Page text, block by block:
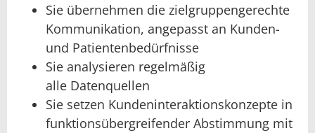
Sie übernehmen die zielgruppengerechte
Kommunikation, angepasst an Kunden-
und Patientenbedürfnisse
Sie analysieren regelmäßig
alle Datenquellen
Sie setzen Kundeninteraktionskonzepte in
funktionsübergreifender Abstimmung mit